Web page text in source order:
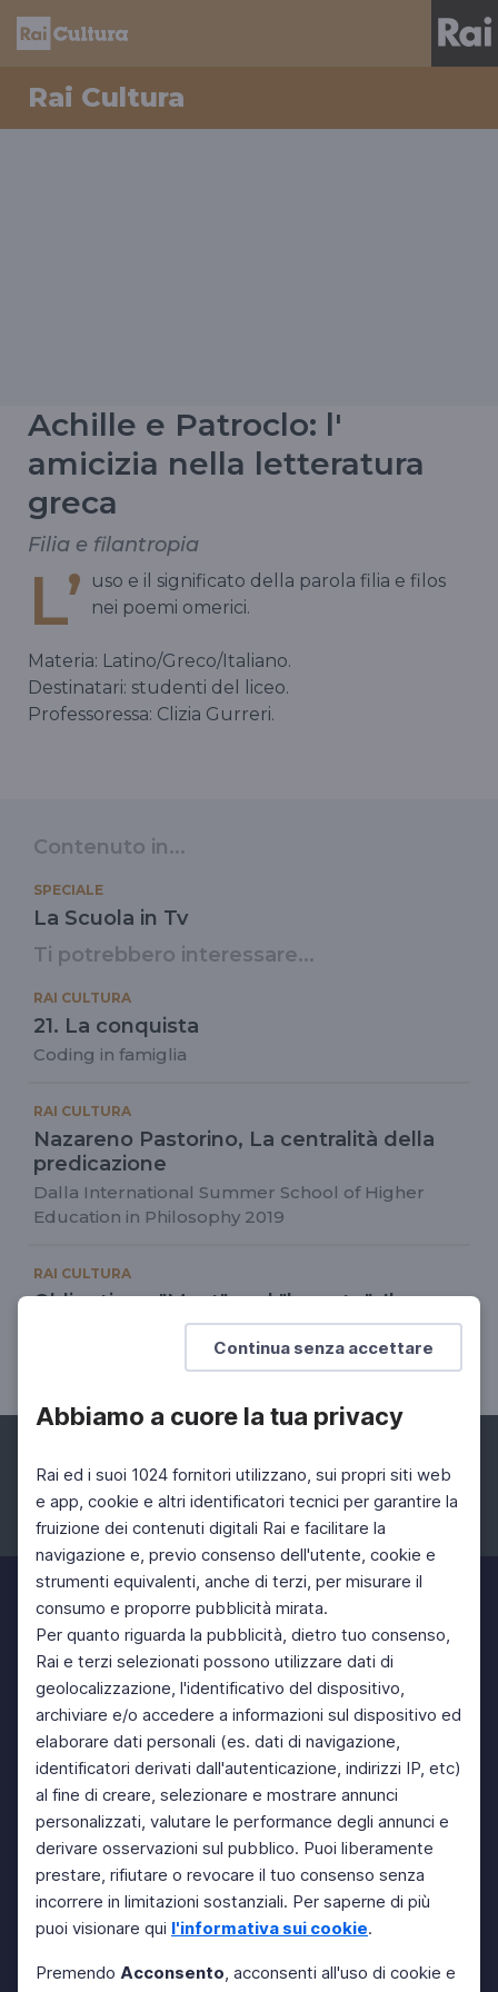
Continua senza accettare
Abbiamo a cuore la tua privacy
Rai ed i suoi 1024 fornitori utilizzano, sui propri siti web
e app, cookie e altri identificatori tecnici per garantire la
fruizione dei contenuti digitali Rai e facilitare la
navigazione e, previo consenso dell'utente, cookie e
strumenti equivalenti, anche di terzi, per misurare il
consumo e proporre pubblicità mirata.
Per quanto riguarda la pubblicità, dietro tuo consenso,
Rai e terzi selezionati possono utilizzare dati di
geolocalizzazione, l'identificativo del dispositivo,
archiviare e/o accedere a informazioni sul dispositivo ed
elaborare dati personali (es. dati di navigazione,
identificatori derivati dall'autenticazione, indirizzi IP, etc)
al fine di creare, selezionare e mostrare annunci
personalizzati, valutare le performance degli annunci e
derivare osservazioni sul pubblico. Puoi liberamente
prestare, rifiutare o revocare il tuo consenso senza
incorrere in limitazioni sostanziali. Per saperne di più
puoi visionare qui l'informativa sui cookie.
Premendo Acconsento, acconsenti all'uso di cookie e
Rai Cultura
Achille e Patroclo: l'
amicizia nella letteratura
greca
Filia e filantropia
L’
uso e il significato della parola filia e filos
nei poemi omerici.
Materia: Latino/Greco/Italiano.
Destinatari: studenti del liceo.
Professoressa: Clizia Gurreri.
Contenuto in...
SPECIALE
La Scuola in Tv
Ti potrebbero interessare...
RAI CULTURA
21. La conquista
Coding in famiglia
RAI CULTURA
Nazareno Pastorino, La centralità della
predicazione
Dalla International Summer School of Higher
Education in Philosophy 2019
RAI CULTURA
Obligation - "Must" and "have to", Il
corretto utilizzo di must e have to
Language for Lockdown
Facebook Instagram Twitter